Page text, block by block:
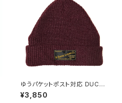
ゆうパケットポスト対応 DUCKT
AIL CLOTHING KNIT CAP
"PLAIN" BURGUNDY ダック
¥3,850